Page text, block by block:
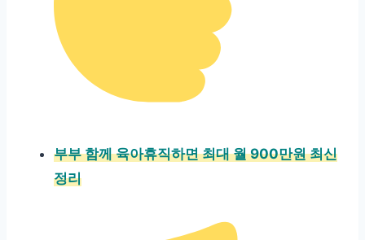
부부 함께 육아휴직하면 최대 월 900만원 최신
정리